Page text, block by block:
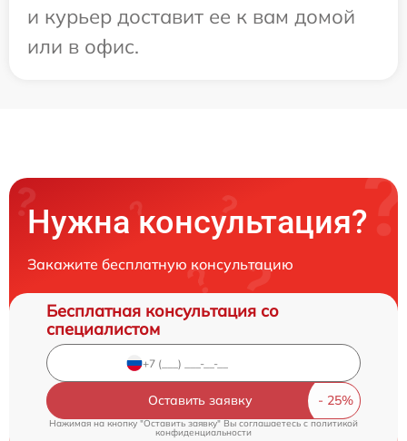
и курьер доставит ее к вам домой
или в офис.
Нужна консультация?
Закажите бесплатную консультацию
Бесплатная консультация со
специалистом
Оставить заявку
Нажимая на кнопку "Оставить заявку" Вы соглашаетесь cполитикой
конфиденциальности